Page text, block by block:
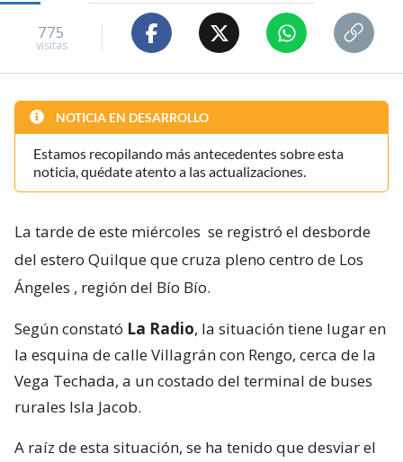
775
visitas
NOTICIA EN DESARROLLO
Estamos recopilando más antecedentes sobre esta
noticia, quédate atento a las actualizaciones.
La tarde de este miércoles se registró el desborde
del estero Quilque que cruza pleno centro de Los
Ángeles , región del Bío Bío.
Según constató La Radio, la situación tiene lugar en
la esquina de calle Villagrán con Rengo, cerca de la
Vega Techada, a un costado del terminal de buses
rurales Isla Jacob.
A raíz de esta situación, se ha tenido que desviar el